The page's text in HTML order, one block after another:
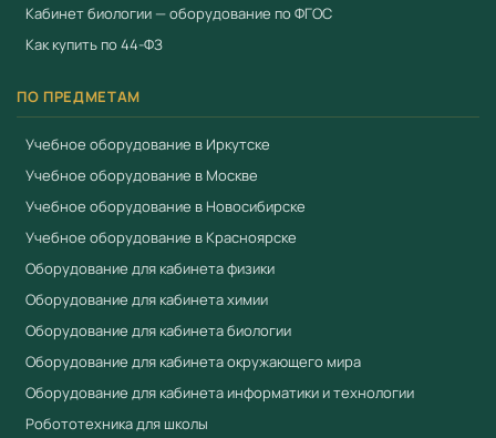
616)
Сертификат соответствия ЕАЭС
Гарантия производителя
Работаем по 44-ФЗ и 223-ФЗ — полный пакет
документов для госзакупок
видеоокуляром в кейсе в Учебный стандарт
Компания «Учебный стандарт» (ИНН 3801158281) —
официальный поставщик образовательного
оборудования с 2018 года. Поставляем оборудование,
включённое в реестр промышленной продукции
Минпромторга (ПП РФ № 719). Предоставляем выписку
Кабинет биологии — оборудование по ФГОС
Как купить по 44-ФЗ
ПО ПРЕДМЕТАМ
Учебное оборудование в Иркутске
Учебное оборудование в Москве
Учебное оборудование в Новосибирске
Учебное оборудование в Красноярске
Оборудование для кабинета физики
Оборудование для кабинета химии
Оборудование для кабинета биологии
Оборудование для кабинета окружающего мира
Оборудование для кабинета информатики и технологии
Робототехника для школы